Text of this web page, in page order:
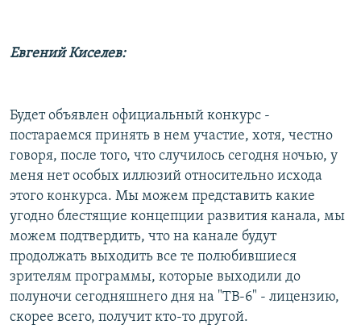
Евгений Киселев:
Будет объявлен официальный конкурс -
постараемся принять в нем участие, хотя, честно
говоря, после того, что случилось сегодня ночью, у
меня нет особых иллюзий относительно исхода
этого конкурса. Мы можем представить какие
угодно блестящие концепции развития канала, мы
можем подтвердить, что на канале будут
продолжать выходить все те полюбившиеся
зрителям программы, которые выходили до
полуночи сегодняшнего дня на "ТВ-6" - лицензию,
скорее всего, получит кто-то другой.